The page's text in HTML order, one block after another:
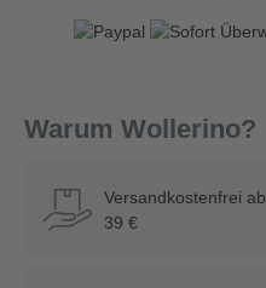
Warum Wollerino?
Versandkostenfrei ab
39 €